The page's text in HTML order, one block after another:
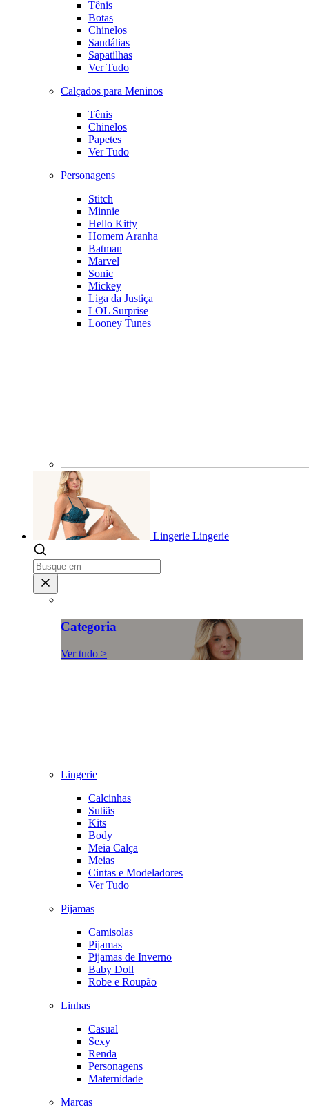
Tênis
Botas
Chinelos
Sandálias
Sapatilhas
Ver Tudo
Calçados para Meninos
Tênis
Chinelos
Papetes
Ver Tudo
Personagens
Stitch
Minnie
Hello Kitty
Homem Aranha
Batman
Marvel
Sonic
Mickey
Liga da Justiça
LOL Surprise
Looney Tunes
Lingerie Lingerie
Categoria
Ver tudo >
Lingerie
Calcinhas
Sutiãs
Kits
Body
Meia Calça
Meias
Cintas e Modeladores
Ver Tudo
Pijamas
Camisolas
Pijamas
Pijamas de Inverno
Baby Doll
Robe e Roupão
Linhas
Casual
Sexy
Renda
Personagens
Maternidade
Marcas